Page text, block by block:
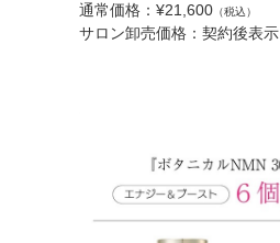
通常価格：¥21,600 （税込）
サロン卸売価格：契約後表示